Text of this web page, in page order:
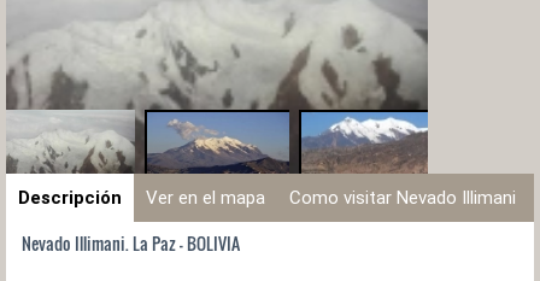
Descripción Ver en el mapa Como visitar Nevado Illimani
Nevado Illimani. La Paz - BOLIVIA